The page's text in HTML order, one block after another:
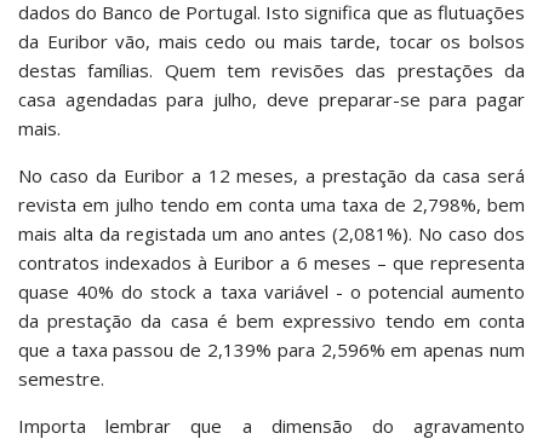
dados do Banco de Portugal. Isto significa que as flutuações
da Euribor vão, mais cedo ou mais tarde, tocar os bolsos
destas famílias. Quem tem revisões das prestações da
casa agendadas para julho, deve preparar-se para pagar
mais.
No caso da Euribor a 12 meses, a prestação da casa será
revista em julho tendo em conta uma taxa de 2,798%, bem
mais alta da registada um ano antes (2,081%). No caso dos
contratos indexados à Euribor a 6 meses – que representa
quase 40% do stock a taxa variável - o potencial aumento
da prestação da casa é bem expressivo tendo em conta
que a taxa passou de 2,139% para 2,596% em apenas num
semestre.
Importa lembrar que a dimensão do agravamento